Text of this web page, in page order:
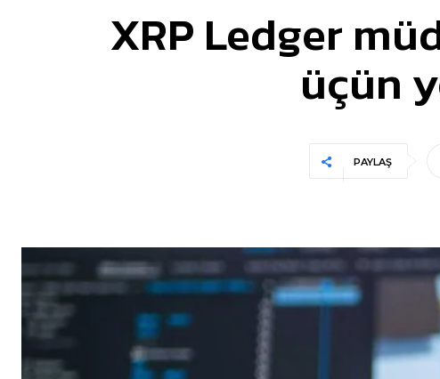
XRP Ledger
üçün
PAYLAŞ